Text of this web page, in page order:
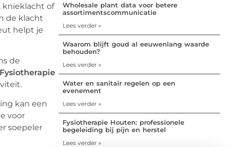
knieklacht of
de klacht
helpt je
de
Fysiotherapie
kan een
voor
soepeler
Wholesale plant data voor betere
assortimentscommunicatie
Lees verder »
Waarom blijft goud al eeuwenlang waarde
behouden?
Lees verder »
Water en sanitair regelen op een
evenement
Lees verder »
Fysiotherapie Houten: professionele
begeleiding bij pijn en herstel
Lees verder »